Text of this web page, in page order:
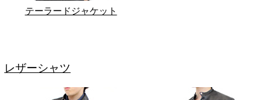
テーラードジャケット
レザーシャツ